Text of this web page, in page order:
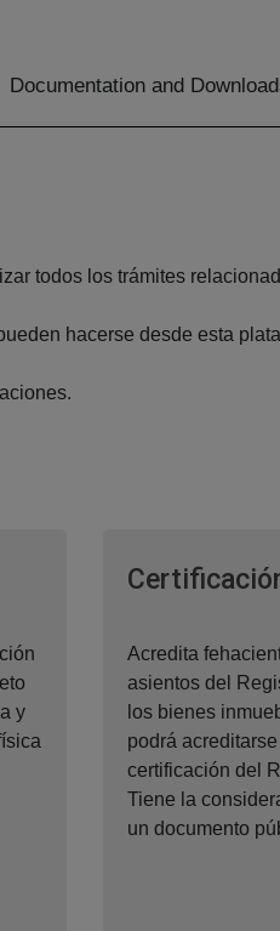
Documentation and
todos los trámites
hacerse desde esta
y
Acredita
asientos del
los bienes
podrá
certificación del
Tiene la
un documento